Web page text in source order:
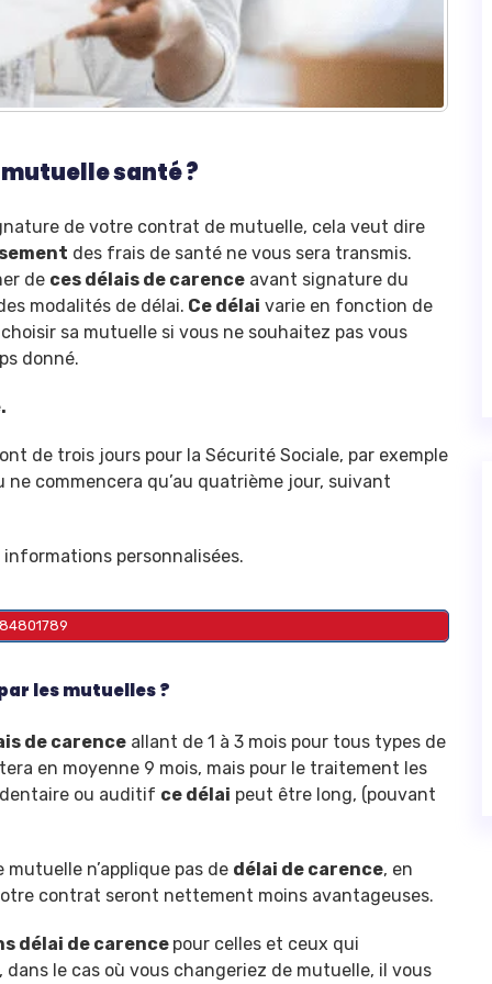
santé ?
de votre contrat de mutuelle, cela veut dire
des frais de santé ne vous sera transmis.
de ces délais de carence avant signature du
modalités de délai. Ce délai varie en fonction de
sa mutuelle si vous ne souhaitez pas vous
donné.
de trois jours pour la Sécurité Sociale, par exemple
commencera qu’au quatrième jour, suivant
personnalisées.
les mutuelles ?
de carence allant de 1 à 3 mois pour tous types de
en moyenne 9 mois, mais pour le traitement les
ou auditif ce délai peut être long, (pouvant
n’applique pas de délai de carence, en
contrat seront nettement moins avantageuses.
délai de carence pour celles et ceux qui
le cas où vous changeriez de mutuelle, il vous